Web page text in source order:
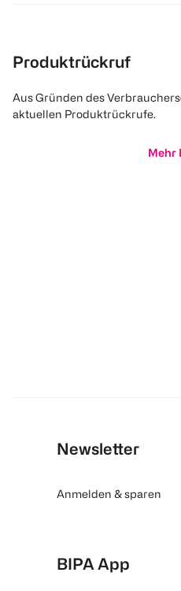
Produktrückruf
Aus Gründen des
aktuellen Produktrückrufe.
Mehr
Newsletter
Anmelden & sparen
BIPA App